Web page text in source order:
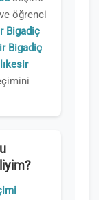
öğrenci
Bigadiç
Bigadiç